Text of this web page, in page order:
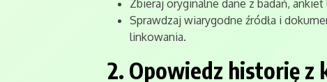
Zbieraj oryginalne dane z badań,
Sprawdzaj wiarygodne źródła i
linkowania.
2. Opowiedz historię